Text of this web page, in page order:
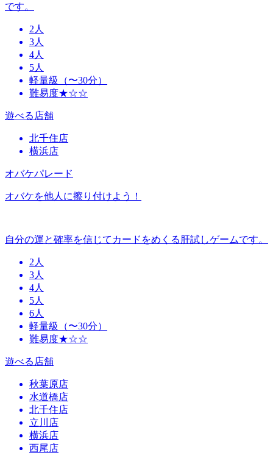
です。
2人
3人
4人
5人
軽量級（〜30分）
難易度★☆☆
遊べる店舗
北千住店
横浜店
オバケパレード
オバケを他人に擦り付けよう！
自分の運と確率を信じてカードをめくる肝試しゲームです。
2人
3人
4人
5人
6人
軽量級（〜30分）
難易度★☆☆
遊べる店舗
秋葉原店
水道橋店
北千住店
立川店
横浜店
西尾店